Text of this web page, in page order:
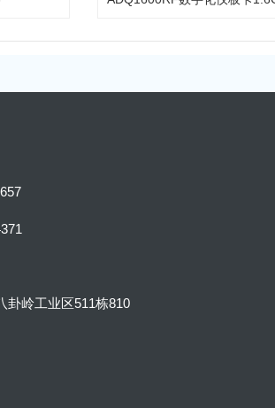
卦岭工业区511栋810